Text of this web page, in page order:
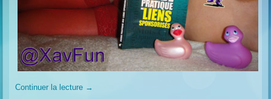
Continuer la lecture →